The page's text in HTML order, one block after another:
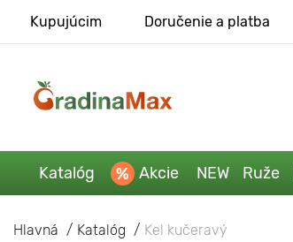
Kupujúcim Doručenie a platba
Katalóg Akcie NEW Ruže
Hlavná Katalóg Kel kučeravý